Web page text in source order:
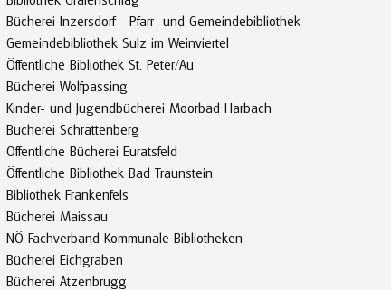
Bücherei Inzersdorf - Pfarr- und Gemeindebibliothek
Gemeindebibliothek Sulz im Weinviertel
Öffentliche Bibliothek St. Peter/Au
Bücherei Wolfpassing
Kinder- und Jugendbücherei Moorbad Harbach
Bücherei Schrattenberg
Öffentliche Bücherei Euratsfeld
Öffentliche Bibliothek Bad Traunstein
Bibliothek Frankenfels
Bücherei Maissau
NÖ Fachverband Kommunale Bibliotheken
Bücherei Eichgraben
Bücherei Atzenbrugg